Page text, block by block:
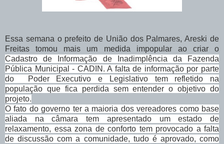
Essa semana o prefeito de União dos Palmares, Areski de
Freitas tomou mais um medida impopular ao criar o
Cadastro de Informação de Inadimplência da Fazenda
Pública Municipal - CADIN . A falta de informação por parte
do Poder Executivo e Legislativo tem refletido na
população que fica perdida sem entender o objetivo do
projeto.
O fato do governo ter a maioria dos vereadores como base
aliada na câmara tem apresentado um estado de
relaxamento, essa zona de conforto tem provocado a falta
de discussão com a comunidade, tudo é aprovado, como